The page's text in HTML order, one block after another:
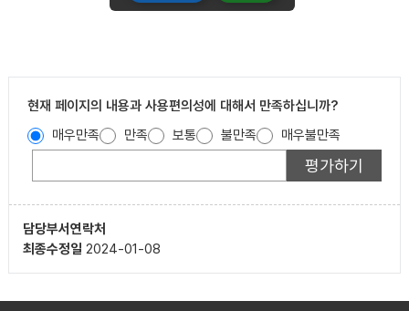
현재 페이지의 내용과 사용편의성에 대해서 만족하십니까?
매우만족
만족 보통 불만족 매우불만족
담당부서연락처
최종수정일 2024-01-08